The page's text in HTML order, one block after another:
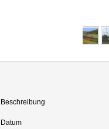
Beschreibung
Datum